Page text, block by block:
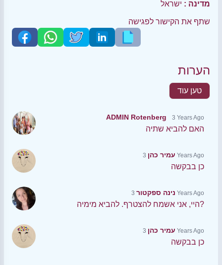
מדינה : ישראל
שתף את הקישור לפגישה
הערות
טען עוד
ADMIN Rotenberg 3 Years Ago
האם להביא שתיה
עמיר כהן 3 Years Ago
כן בבקשה
נינה ספקטור 3 Years Ago
היי, אני אשמח להצטרף. להביא מימיה?
עמיר כהן 3 Years Ago
כן בבקשה